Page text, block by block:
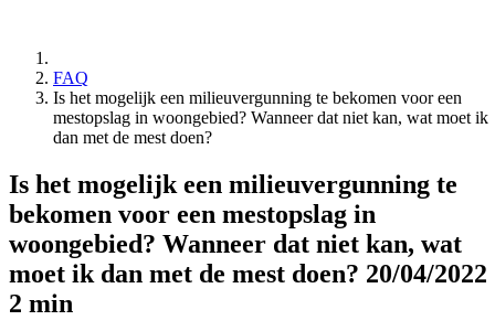
FAQ
Is het mogelijk een milieuvergunning te bekomen voor een
mestopslag in woongebied? Wanneer dat niet kan, wat moet ik
dan met de mest doen?
Is het mogelijk een milieuvergunning te
bekomen voor een mestopslag in
woongebied? Wanneer dat niet kan, wat
moet ik dan met de mest doen? 20/04/2022
2 min